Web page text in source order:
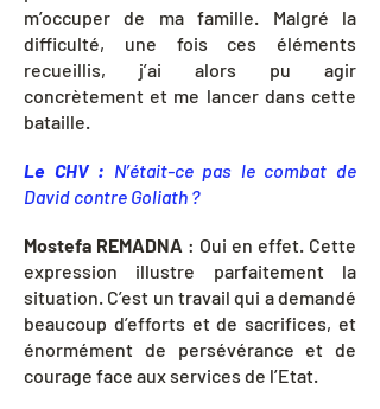
m’occuper de ma famille. Malgré la
difficulté, une fois ces éléments
recueillis, j’ai alors pu agir
concrètement et me lancer dans cette
bataille.
Le CHV : N’était-ce pas le combat de
David contre Goliath ?
Mostefa REMADNA : Oui en effet. Cette
expression illustre parfaitement la
situation. C’est un travail qui a demandé
beaucoup d’efforts et de sacrifices, et
énormément de persévérance et de
courage face aux services de l’Etat.